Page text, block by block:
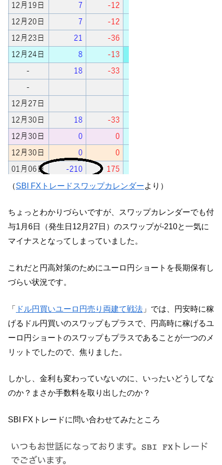
（SBI FXトレードスワップカレンダー より）
ちょっとわかりづらいですが、スワップカレンダーでも付
与1月6日（発生日12月27日）のスワップが-210と一気に
マイナスとなってしまっていました。
これだと円高対策のためにユーロ円ショートを長期保有し
づらい状況です。
「 ドル円買いユーロ円売り両建て戦法 」では、円安時に稼
げるドル円買いのスワップもプラスで、円高時に稼げるユ
ーロ円ショートのスワップもプラスであることが一つのメ
リットでしたので、焦りました。
しかし、金利も変わっていないのに、いったいどうしてな
のか？まさか手数料を取り出したのか？
SBI FXトレードに問い合わせてみたところ